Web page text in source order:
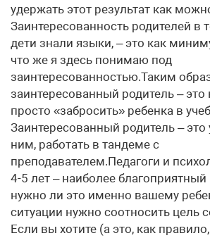
удержать этот результат как
Заинтересованность родителей в
дети знали языки, – это как
что же я здесь понимаю под
заинтересованностью.Таким
заинтересованный родитель – это
просто «забросить» ребенка в
Заинтересованный родитель – это
ним, работать в тандеме с
преподавателем.Педагоги и
4-5 лет – наиболее
нужно ли это именно вашему
ситуации нужно соотносить цель
Если вы хотите (а это, как